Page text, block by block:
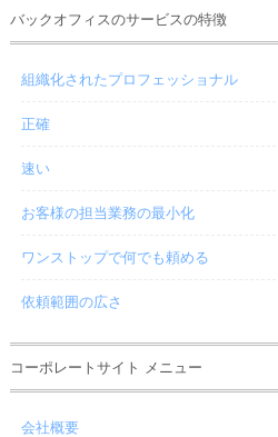
バックオフィスのサービスの特徴
組織化されたプロフェッショナル
正確
速い
お客様の担当業務の最小化
ワンストップで何でも頼める
依頼範囲の広さ
コーポレートサイト メニュー
会社概要